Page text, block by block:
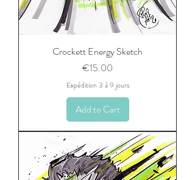
Crockett Energy Sketch
Price
€15.00
Expédition 3 à 9 jours
Add to Cart